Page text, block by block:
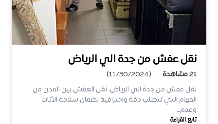
نقل عفش من جدة الي الرياض
21مشاهدة
(11/30/2024)
نقل عفش من جدة الي الرياض، نقل العفش بين المدن من
المهام التي تتطلب دقة واحترافية لضمان سلامة الأثاث
وعدم…
تابع القراءة